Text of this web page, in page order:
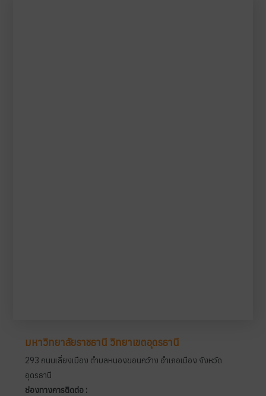
มหาวิทยาลัยราชธานี วิทยาเขตอุดรธานี
293 ถนนเลี่ยงเมือง ตำบลหนองขอนกว้าง อำเภอเมือง จังหวัด
อุดรธานี
ช่องทางการติดต่อ :